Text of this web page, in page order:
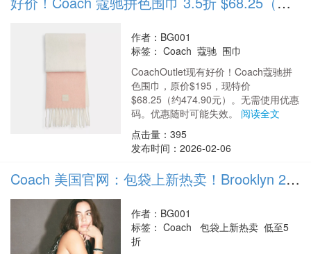
作者：BG001
标签：Coach 蔻驰 围巾
CoachOutlet现有好价！Coach蔻驰拼
色围巾，原价$195，现特价
$68.25（约474.90元）。无需使用优惠
码。优惠随时可能失效。 阅读全文
点击量：395
发布时间：2026-02-06
Coach 美国官网：包袋上新热卖！Brooklyn 28 史低价$177 低至5折
作者：BG001
标签：Coach 包袋上新热卖 低至5
折